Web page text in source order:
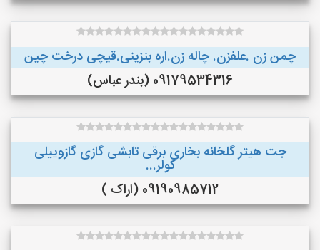
چمن زن .علفزن. چاله زن.اره بنزینی.قیچی درخت چین
09179534316 (بندر عباس)
جت هیتر گلخانه بخاری برقی تابشی گازی گازوییلی
کولر...
09190985712 (اراک )